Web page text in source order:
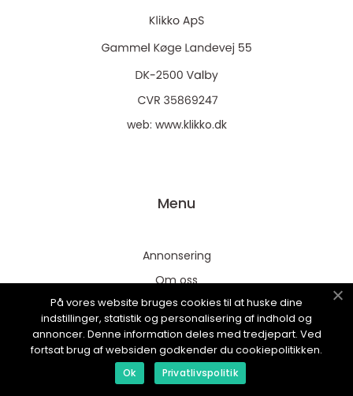
web: www.klikko.dk
Menu
Annonsering
Om oss
Cookies
Kontakta oss
Sitemap
På vores website bruges cookies til at huske dine
indstillinger, statistik og personalisering af indhold og
annoncer. Denne information deles med tredjepart. Ved
fortsat brug af websiden godkender du cookiepolitikken.
Ok Privatlivspolitik